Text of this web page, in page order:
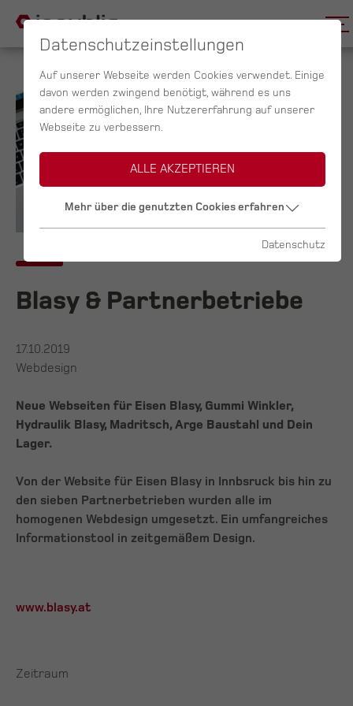
Blasy & Partnerbetriebe
17.10.2019
Webdesign
Neue Webseiten für Eisen Blasy, Gummi Winkler,
Hydraulik Blasy, Madritsch, Arge Baustahl und Dein
Lager.
Von der Website für Eisen Blasy in Innbsruck bis hin zu
den sieben Partnerbetrieben wurden alle im
homogenen Webdesign umgesetzt. Ein umfangreiches
Informationstool in zeitgemäßem Design.
www.blasy.at
Zeitraum
Datenschutzeinstellungen
Auf unserer Webseite werden Cookies verwendet. Einige
davon werden zwingend benötigt, während es uns
andere ermöglichen, Ihre Nutzererfahrung auf unserer
Webseite zu verbessern.
ALLE AKZEPTIEREN
Mehr über die genutzten Cookies erfahren
Datenschutz